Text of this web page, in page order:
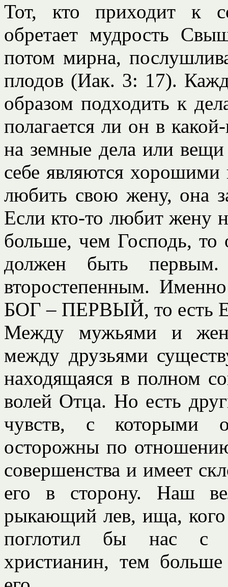
Тот, кто приходит к
обретает мудрость
потом мирна,
плодов (Иак. 3: 17).
образом подходить к
полагается ли он в
на земные дела или
себе являются
любить свою жену, она
Если кто-то любит жену
больше, чем Господь, то
должен быть
второстепенным.
БОГ – ПЕРВЫЙ, то есть
Между мужьями и
между друзьями
находящаяся в полном
волей Отца. Но есть
чувств, с которыми
осторожны по
совершенства и имеет
его в сторону. Наш
рыкающий лев, ища,
поглотил бы нас с
христианин, тем больше